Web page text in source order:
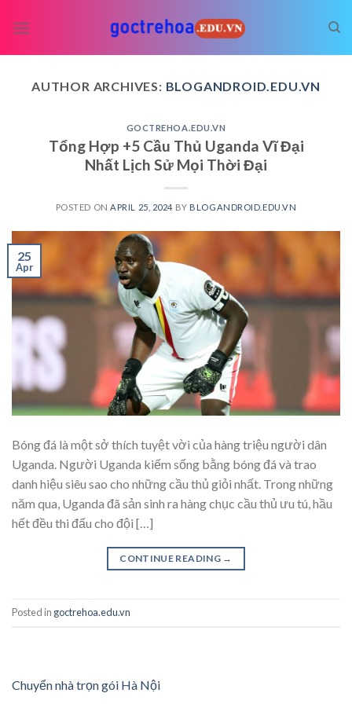
AUTHOR ARCHIVES: BLOGANDROID.EDU.VN
GOCTREHOA.EDU.VN
Tổng Hợp +5 Cầu Thủ Uganda Vĩ Đại
Nhất Lịch Sử Mọi Thời Đại
POSTED ON APRIL 25, 2024 BY BLOGANDROID.EDU.VN
25
Apr
Bóng đá là một sở thích tuyệt vời của hàng triệu người dân
Uganda. Người Uganda kiếm sống bằng bóng đá và trao
danh hiệu siêu sao cho những cầu thủ giỏi nhất. Trong những
năm qua, Uganda đã sản sinh ra hàng chục cầu thủ ưu tú, hầu
hết đều thi đấu cho đội […]
CONTINUE READING →
Posted in goctrehoa.edu.vn
Chuyển nhà trọn gói Hà Nội